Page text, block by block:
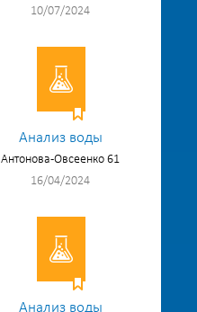
10/07/2024
Анализ воды
Антонова-Овсеенко 61
16/04/2024
Анализ воды